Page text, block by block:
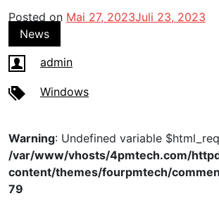
Posted on Mai 27, 2023Juli 23, 2023
News
admin
Windows
Warning: Undefined variable
/var/www/vhosts/4pmtech.com/
content/themes/fourpmtech/
79